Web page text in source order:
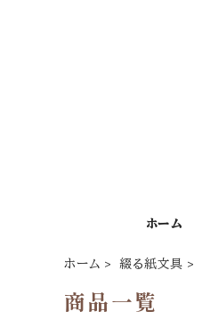
ホーム
ホーム 綴る紙文具
商品一覧